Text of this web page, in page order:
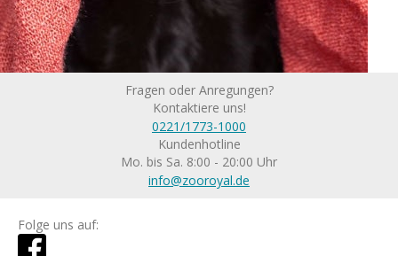
Fragen oder Anregungen?
Kontaktiere uns!
0221/1773-1000
Kundenhotline
Mo. bis Sa. 8:00 - 20:00 Uhr
info@zooroyal.de
Folge uns auf: